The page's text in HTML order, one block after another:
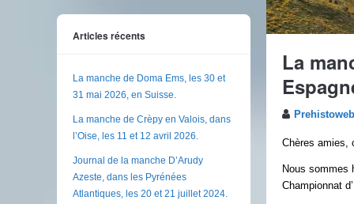
La
Prehistoweb
Chères amies,
Nous sommes
Championnat
Articles récents
La manche de Doma Ems, les 30 et
31 mai 2026, en Suisse.
La manche de Crèpy en Valois, dans
l’Oise, les 11 et 12 avril 2026.
Journal de la manche D’Arudy
Azeste, dans les Pyrénées
Atlantiques, les 20 et 21 juillet 2024.